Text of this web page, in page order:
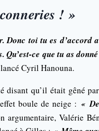
! »
Donc toi tu es
Qu’est-ce que tu as
Cyril Hanouna.
disant qu’il était gêné
boule de neige : «
argumentaire, Valérie